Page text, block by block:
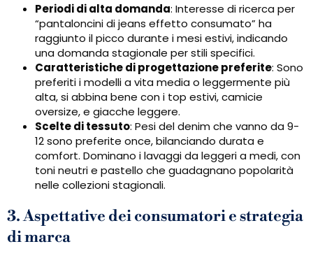
Periodi di alta domanda: Interesse di ricerca per
“pantaloncini di jeans effetto consumato” ha
raggiunto il picco durante i mesi estivi, indicando
una domanda stagionale per stili specifici.
Caratteristiche di progettazione preferite: Sono
preferiti i modelli a vita media o leggermente più
alta, si abbina bene con i top estivi, camicie
oversize, e giacche leggere.
Scelte di tessuto: Pesi del denim che vanno da 9-
12 sono preferite once, bilanciando durata e
comfort. Dominano i lavaggi da leggeri a medi, con
toni neutri e pastello che guadagnano popolarità
nelle collezioni stagionali.
3. Aspettative dei consumatori e strategia
di marca